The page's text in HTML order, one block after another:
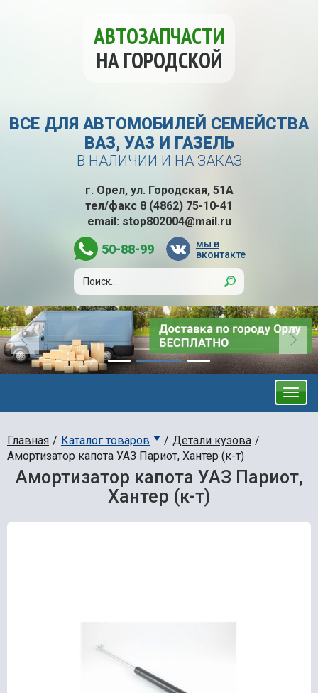
АВТОЗАПЧАСТИ
НА ГОРОДСКОЙ
ВСЕ ДЛЯ АВТОМОБИЛЕЙ СЕМЕЙСТВА
ВАЗ, УАЗ И ГАЗЕЛЬ
В НАЛИЧИИ И НА ЗАКАЗ
г. Орел, ул. Городская, 51А
тел/факс 8 (4862) 75-10-41
email: stop802004@mail.ru
50-88-99
мы в
вконтакте
Главная Каталог товаров
Детали кузова
Амортизатор капота УАЗ Париот, Хантер (к-т)
Амортизатор капота УАЗ Париот,
Хантер (к-т)